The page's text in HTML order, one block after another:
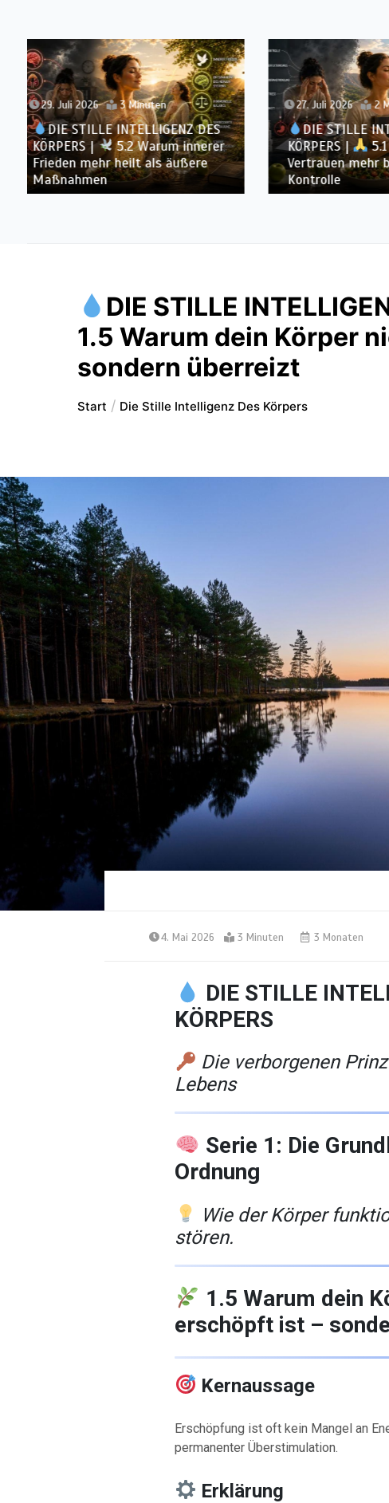
27. Juli 2026 2 Minuten
DIE STILLE INTELLIGENZ DES
KÖRPERS |
5.1 Warum
Vertrauen mehr bewirkt als
Kontrolle
22. Juli 2026
DIE
KÖRPERS |
Ernährung
Systems ist
DIE STILLE
1.5 Warum dein Körper
sondern überreizt
Start Die Stille Intelligenz Des Körpers
4. Mai 2026 3 Minuten 3 Monaten
DIE STILLE
KÖRPERS
Die verborgenen
Lebens
Serie 1: Die
Ordnung
Wie der Körper
stören.
1.5 Warum dein
erschöpft ist –
Kernaussage
Erschöpfung ist oft kein Mangel an
permanenter Überstimulation.
Erklärung